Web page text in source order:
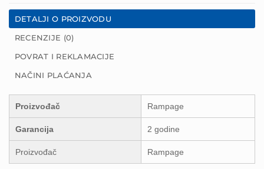
DETALJI O PROIZVODU
RECENZIJE (0)
POVRAT I REKLAMACIJE
NAČINI PLAĆANJA
Proizvođač Rampage
Garancija 2 godine
Proizvođač Rampage